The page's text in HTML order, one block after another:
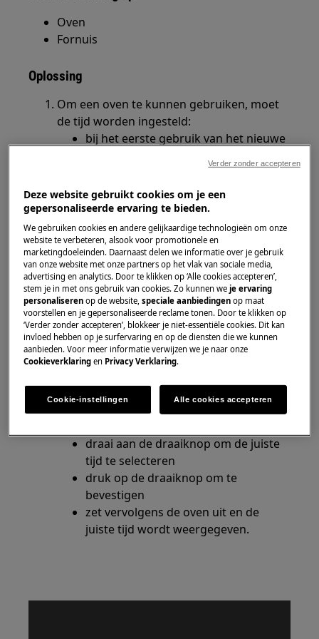
Oven
Fornuis
Oplossing
Om een oven te kunnen gebruiken, moet
de tijd worden ingesteld:
bij het eerste gebruik van het nieuwe
na een stroomonderbreking en
"0:00" knippert op het display
Stel de tijd in zoals beschreven in de of
selecteer één van de volgende
bedieningspanelen om toegang te krijgen
tot de instellingen van de oven.
gebruiksaanwijzing
Instellen van de dagtijd voor ovens met
draai de draaiknop naar menu
ga naar de basisinstellingen
draai aan de draaiknop om de juiste
tijd te selecteren
druk op de draaiknop om te
bevestigen
zet vervolgens de oven uit en de
juiste tijd wordt weergegeven.
Deze website gebruikt cookies om je een
gepersonaliseerde ervaring te bieden.
We gebruiken cookies en andere gelijkaardige technologieën om onze
website te verbeteren, alsook voor promotionele en
marketingdoeleinden. Daarnaast delen we informatie over je gebruik
van onze website met onze partners op het vlak van sociale media,
advertising en analytics. Door te klikken op ‘Alle cookies accepteren’,
stem je in met ons gebruik van cookies. Zo kunnen weje ervaring
personaliseren op de website,speciale aanbiedingen op maat
voorstellen en je gepersonaliseerde reclame tonen. Door te klikken op
‘Verder zonder accepteren’, blokkeer je niet-essentiële cookies. Dit kan
invloed hebben op je surfervaring en op de diensten die we kunnen
aanbieden. Voor meer informatie verwijzen we je naar onze
Cookieverklaringen Privacy Verklaring.
Cookie-instellingen Alle cookies accepteren
Verder zonder accepteren